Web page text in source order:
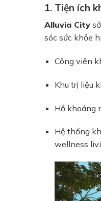
1. Tiện ích
Alluvia City
sóc sức khỏe
Công viên
Khu trị liệu
Hồ khoáng
Hệ thống
wellness